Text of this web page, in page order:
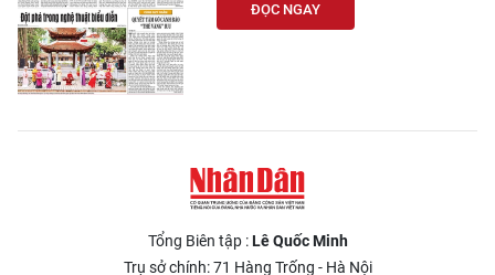
ĐỌC NGAY
Tổng Biên tập :Lê Quốc Minh
Trụ sở chính: 71 Hàng Trống - Hà Nội